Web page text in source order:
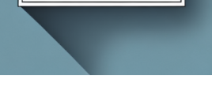
Glossar